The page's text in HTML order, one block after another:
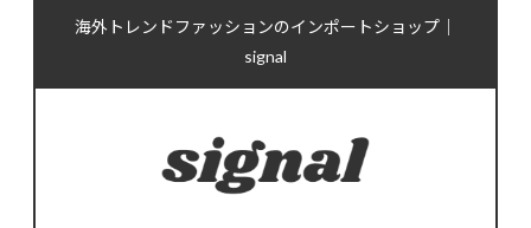
海外トレンドファッションのインポートショップ｜
signal